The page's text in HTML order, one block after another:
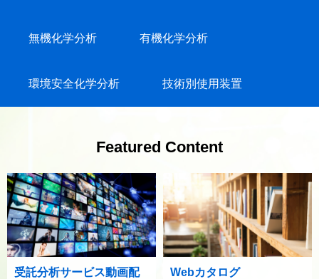
無機化学分析 有機化学分析
環境安全化学分析 技術別使用装置
Featured Content
受託分析サービス動画配
Webカタログ